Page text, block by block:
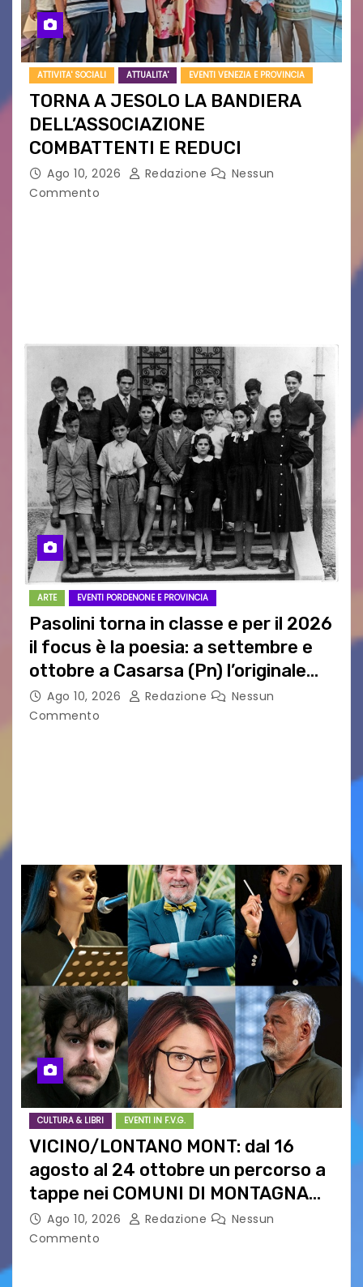
ATTIVITA' SOCIALI ATTUALITA' EVENTI VENEZIA E PROVINCIA
TORNA A JESOLO LA BANDIERA
DELL’ASSOCIAZIONE
COMBATTENTI E REDUCI
Ago 10, 2026 Redazione
Nessun
Commento
ARTE EVENTI PORDENONE E PROVINCIA
Pasolini torna in classe e per il 2026
il focus è la poesia: a settembre e
ottobre a Casarsa (Pn) l’originale
percorso per docenti delle scuole
medie e superiori
Ago 10, 2026 Redazione
Nessun
Commento
CULTURA & LIBRI EVENTI IN F.V.G.
VICINO/LONTANO MONT: dal 16
agosto al 24 ottobre un percorso a
tappe nei COMUNI DI MONTAGNA
DEL FVG
Ago 10, 2026 Redazione
Nessun
Commento